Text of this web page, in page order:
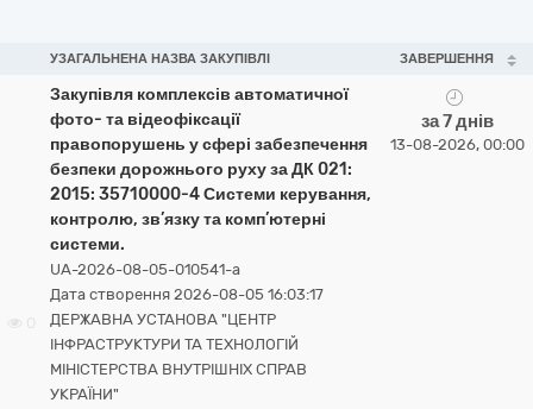
УЗАГАЛЬНЕНА НАЗВА ЗАКУПІВЛІ ЗАВЕРШЕННЯ
Закупівля комплексів автоматичної
фото- та відеофіксації
правопорушень у сфері забезпечення
безпеки дорожнього руху за ДК 021:
2015: 35710000-4 Системи керування,
контролю, зв’язку та комп’ютерні
системи.
UA-2026-08-05-010541-a
Дата створення 2026-08-05 16:03:17
ДЕРЖАВНА УСТАНОВА "ЦЕНТР
ІНФРАСТРУКТУРИ ТА ТЕХНОЛОГІЙ
МІНІСТЕРСТВА ВНУТРІШНІХ СПРАВ
УКРАЇНИ"
за 7 днів
13-08-2026, 00:00